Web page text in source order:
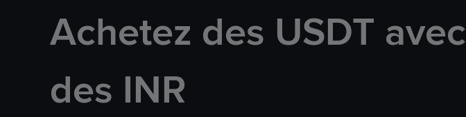
Achetez des USDT avec
des INR